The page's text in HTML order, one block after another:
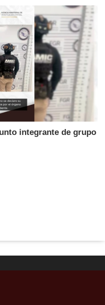
integrante de grupo